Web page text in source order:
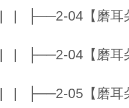
| | ├──2-04【磨耳
| | ├──2-04【磨耳
| | ├──2-05【磨耳